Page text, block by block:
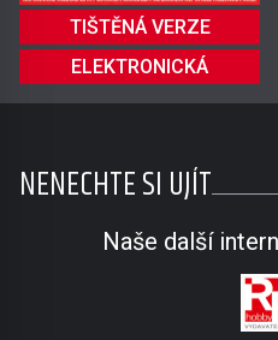
TIŠTĚNÁ VERZE
ELEKTRONICKÁ
NENECHTE SI UJÍT
Naše další